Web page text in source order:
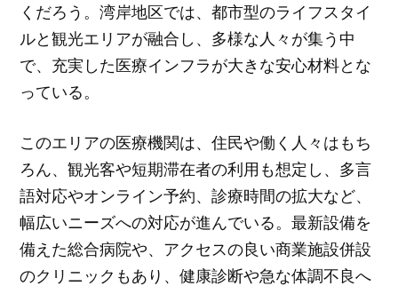
くだろう。湾岸地区では、都市型のライフスタイ
ルと観光エリアが融合し、多様な人々が集う中
で、充実した医療インフラが大きな安心材料とな
っている。
このエリアの医療機関は、住民や働く人々はもち
ろん、観光客や短期滞在者の利用も想定し、多言
語対応やオンライン予約、診療時間の拡大など、
幅広いニーズへの対応が進んでいる。最新設備を
備えた総合病院や、アクセスの良い商業施設併設
のクリニックもあり、健康診断や急な体調不良へ